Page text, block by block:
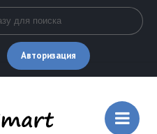
Авторизация